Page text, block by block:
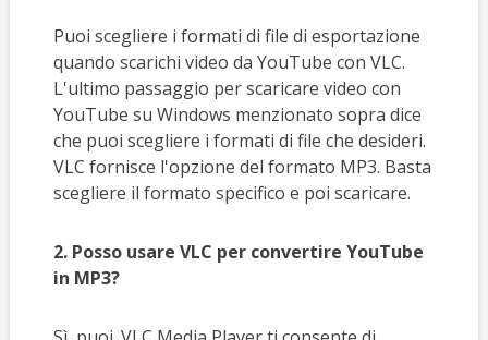
Puoi scegliere i formati di file di esportazione
quando scarichi video da YouTube con VLC.
L'ultimo passaggio per scaricare video con
YouTube su Windows menzionato sopra dice
che puoi scegliere i formati di file che desideri.
VLC fornisce l'opzione del formato MP3. Basta
scegliere il formato specifico e poi scaricare.
2. Posso usare VLC per convertire YouTube
in MP3?